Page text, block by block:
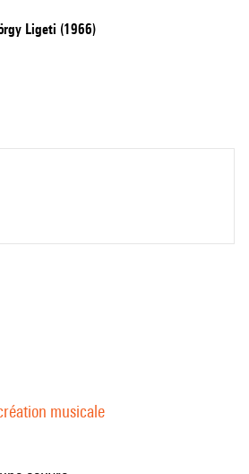
Ligeti (1966)
musicale